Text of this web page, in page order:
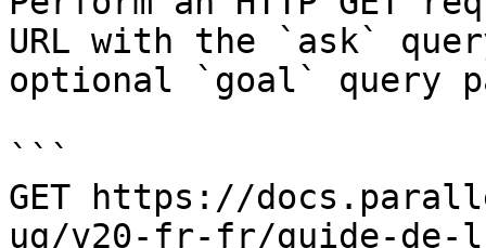
URL with the `ask`
optional `goal` query
```
GET https://
ug/v20-fr-fr/guide-